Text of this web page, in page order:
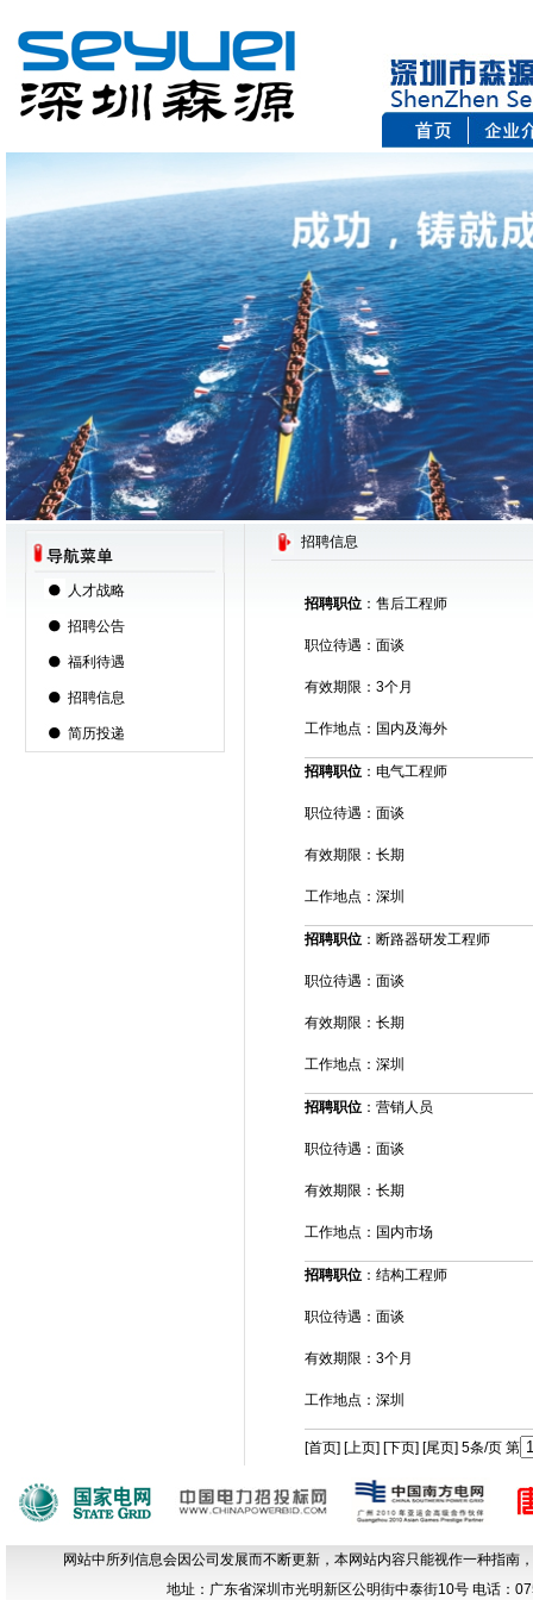
人才战略
招聘公告
福利待遇
招聘信息
简历投递
招聘信息
招聘职位：售后工程师
职位待遇：面谈
有效期限：3个月
工作地点：国内及海外
招聘职位：电气工程师
职位待遇：面谈
有效期限：长期
工作地点：深圳
招聘职位：断路器研发工程师
职位待遇：面谈
有效期限：长期
工作地点：深圳
招聘职位：营销人员
职位待遇：面谈
有效期限：长期
工作地点：国内市场
招聘职位：结构工程师
职位待遇：面谈
有效期限：3个月
工作地点：深圳
[首页] [上页] [下页] [尾页] 5条/页 第
网站中所列信息会因公司发展而不断更新，本网站内容只能视作一种指
地址：广东省深圳市光明新区公明街中泰街10号 电话